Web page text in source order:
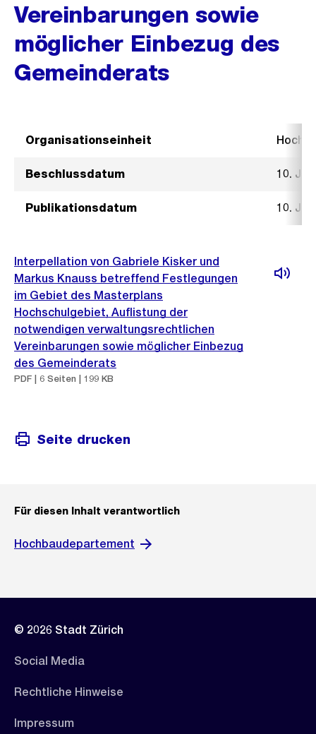
Vereinbarungen sowie
möglicher Einbezug des
Gemeinderats
Organisationseinheit
Beschlussdatum 10.
Publikationsdatum 10.
Interpellation von Gabriele Kisker und
Markus Knauss betreffend Festlegungen
im Gebiet des Masterplans
Hochschulgebiet, Auflistung der
notwendigen verwaltungsrechtlichen
Vereinbarungen sowie möglicher Einbezug
des Gemeinderats
PDF | 6 Seiten | 199 KB
Seite drucken
Für diesen Inhalt verantwortlich
Hochbaudepartement
© 2026 Stadt Zürich
Social Media
Rechtliche Hinweise
Impressum